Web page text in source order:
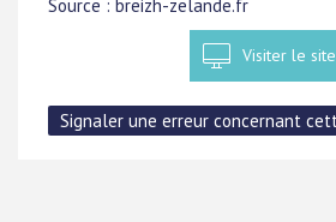
Source : breizh-zelande.fr
Visiter le site